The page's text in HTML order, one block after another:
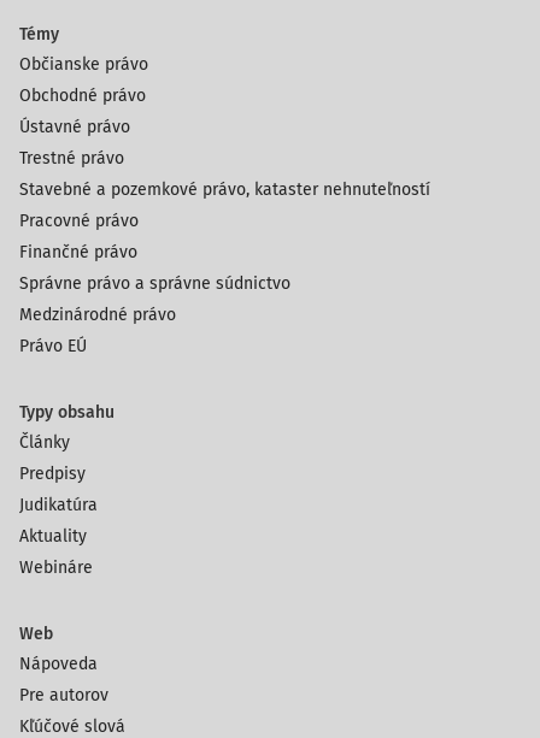
Témy
Občianske právo
Obchodné právo
Ústavné právo
Trestné právo
Stavebné a pozemkové právo, kataster nehnuteľností
Pracovné právo
Finančné právo
Správne právo a správne súdnictvo
Medzinárodné právo
Právo EÚ
Typy obsahu
Články
Predpisy
Judikatúra
Aktuality
Webináre
Web
Nápoveda
Pre autorov
Kľúčové slová